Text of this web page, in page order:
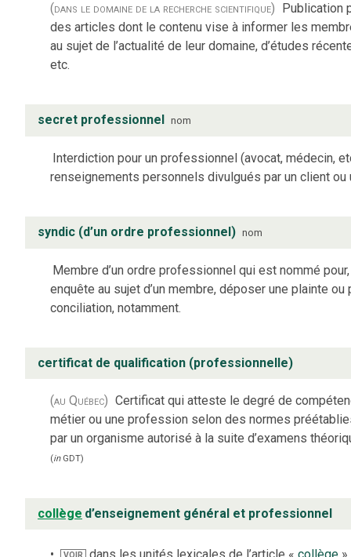
(dans le domaine de la recherche scientifique) Publication
des articles dont le contenu vise à informer les
au sujet de l’actualité de leur domaine, d’études
etc.
secret professionnel nom
Interdiction pour un professionnel (avocat, médecin,
renseignements personnels divulgués par un client ou
syndic (d’un ordre professionnel) nom
Membre d’un ordre professionnel qui est nommé
enquête au sujet d’un membre, déposer une plainte ou
conciliation, notamment.
certificat de qualification (professionnelle)
(au Québec) Certificat qui atteste le degré de
métier ou une profession selon des normes
par un organisme autorisé à la suite d’examens
(inGDT)
collège d’enseignement général et professionnel
VOIR